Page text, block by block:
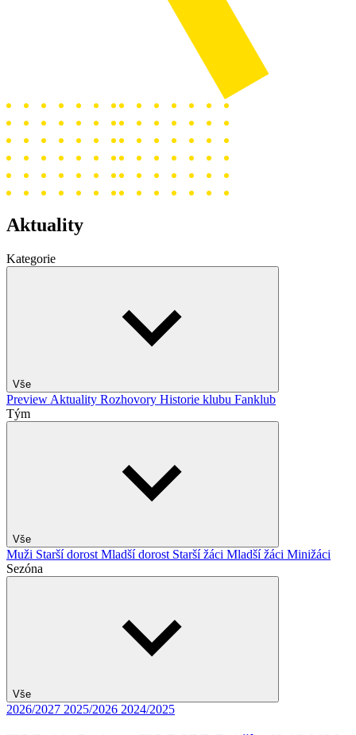
Aktuality
Kategorie
Vše
Preview Aktuality Rozhovory Historie klubu Fanklub
Tým
Vše
Muži Starší dorost Mladší dorost Starší žáci Mladší žáci Minižáci
Sezóna
Vše
2026/2027 2025/2026 2024/2025